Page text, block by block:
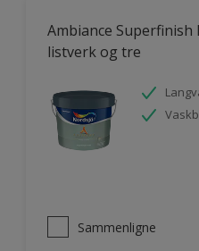
Ambiance
listverk og tre
Sammenligne